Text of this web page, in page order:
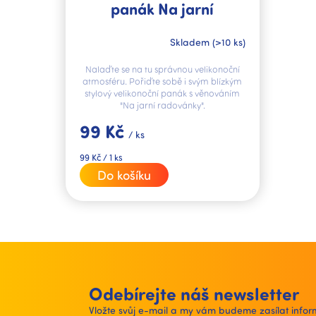
panák Na jarní
Skladem (>10 ks)
99 Kč / ks
Měrná
cena:
99 Kč / 1 ks
Do košíku
Nalaďte se na tu správnou velikonoční
atmosféru. Pořiďte sobě i svým blízkým
stylový velikonoční panák s věnováním
"Na jarní radovánky".
Odebírejte náš newsletter
Vložte svůj e-mail a my vám budeme zasílat